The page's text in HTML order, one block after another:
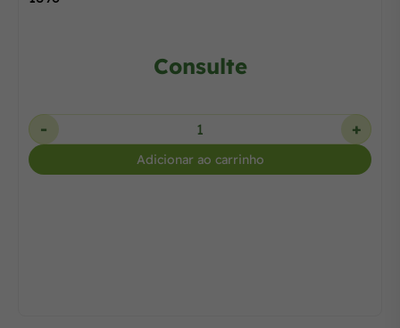
Consulte
- +
Adicionar ao carrinho